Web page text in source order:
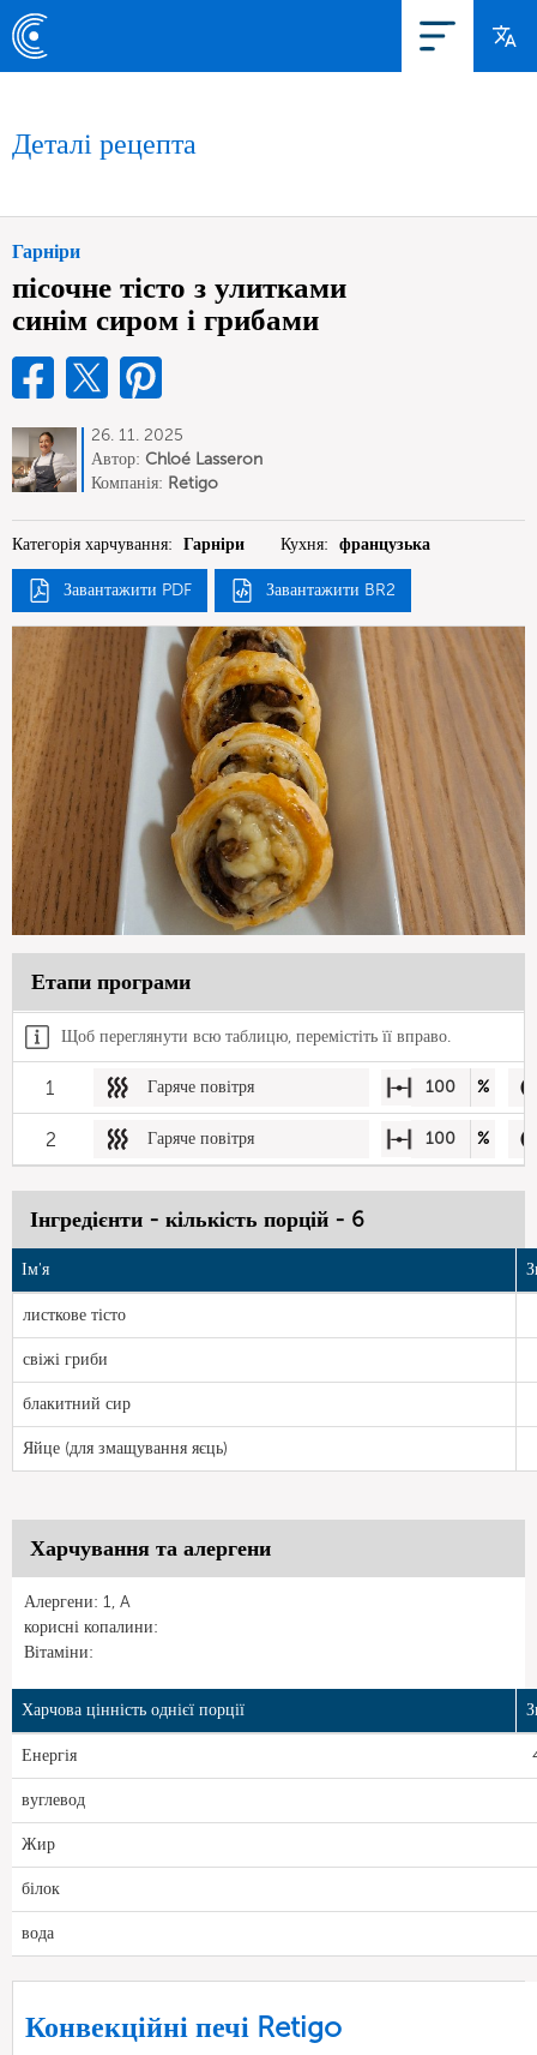
Деталі рецепта
Гарніри
пісочне тісто з улитками
синім сиром і грибами
26. 11. 2025
Автор: Chloé Lasseron
Компанія: Retigo
Категорія харчування: Гарніри Кухня: французька
Завантажити PDF Завантажити BR2
Етапи програми
Щоб переглянути всю таблицю, перемістіть її вправо.
1 Гаряче повітря 100 %
2 Гаряче повітря 100 %
Інгредієнти - кількість порцій - 6
Ім'я
листкове тісто
свіжі гриби
блакитний сир
Яйце (для змащування яєць)
Харчування та алергени
Алергени: 1, A
корисні копалини:
Вітаміни:
Харчова цінність однієї порції
Енергія
вуглевод
Жир
білок
вода
Конвекційні печі Retigo